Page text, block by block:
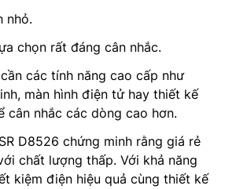
nhỏ.
chọn rất đáng cân nhắc.
các tính năng cao cấp như
màn hình điện tử hay thiết kế
cân nhắc các dòng cao hơn.
D8526 chứng minh rằng giá rẻ
chất lượng thấp. Với khả năng
kiệm điện hiệu quả cùng thiết kế